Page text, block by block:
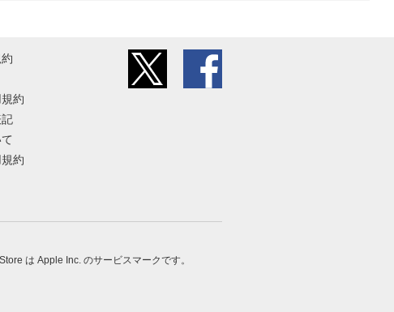
約
約
は Apple Inc. のサービスマークです。